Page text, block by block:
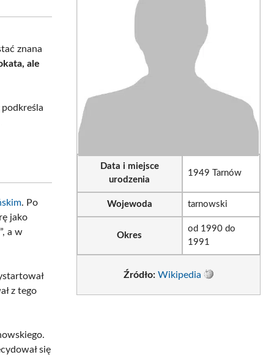
znana
ale
. Po
jako
a w
z tego
się
Data i miejsce
urodzenia
1949 Tarnów
Wojewoda tarnowski
Okres
od 1990 do
1991
Źródło: Wikipedia